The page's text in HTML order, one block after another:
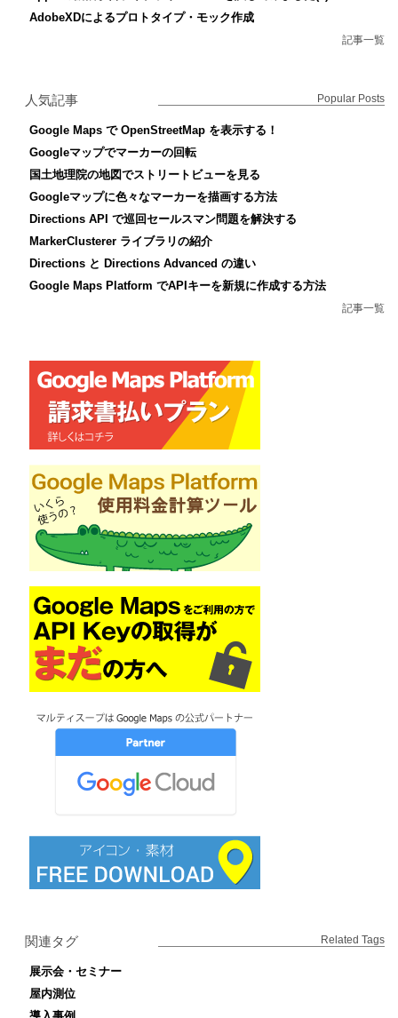
AdobeXDによるプロトタイプ・モック作成
記事一覧
人気記事 Popular Posts
Google Maps で OpenStreetMap を表示する！
Googleマップでマーカーの回転
国土地理院の地図でストリートビューを見る
Googleマップに色々なマーカーを描画する方法
Directions API で巡回セールスマン問題を解決する
MarkerClusterer ライブラリの紹介
Directions と Directions Advanced の違い
Google Maps Platform でAPIキーを新規に作成する方法
記事一覧
関連タグ Related Tags
展示会・セミナー
屋内測位